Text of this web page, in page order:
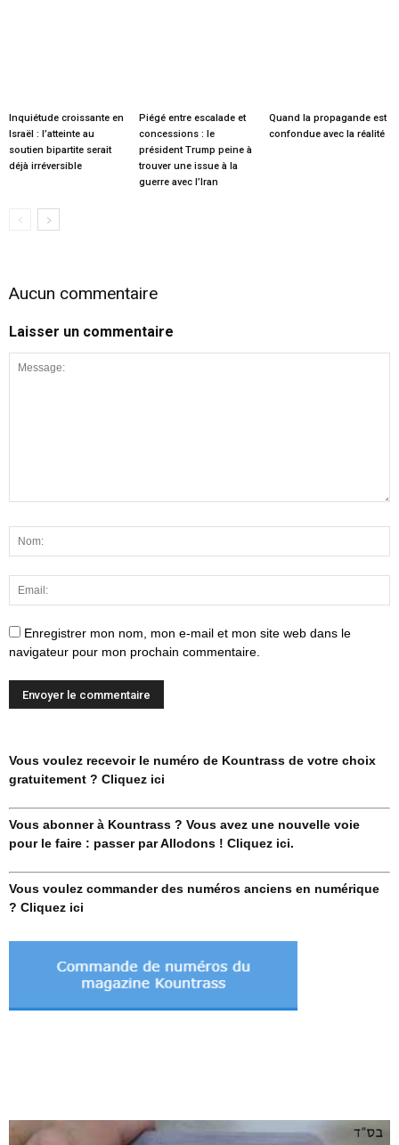
Inquiétude croissante en
Israël : l’atteinte au
soutien bipartite serait
déjà irréversible
Piégé entre escalade et
concessions : le
président Trump peine à
trouver une issue à la
guerre avec l’Iran
Quand la propagande est
confondue avec la réalité
Aucun commentaire
Laisser un commentaire
Enregistrer mon nom, mon e-mail et mon site web dans le
navigateur pour mon prochain commentaire.
Vous voulez recevoir le numéro de Kountrass de votre choix
gratuitement ? Cliquez ici
Vous abonner à Kountrass ? Vous avez une nouvelle voie
pour le faire : passer par Allodons ! Cliquez ici.
Vous voulez commander des numéros anciens en numérique
? Cliquez ici